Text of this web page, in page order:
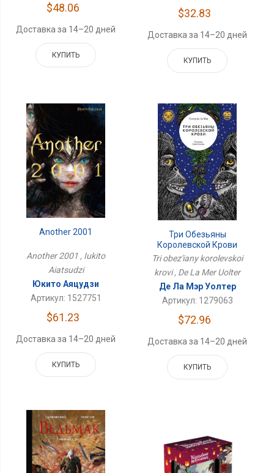
$48.06
Доставка за 14–20 дней
КУПИТЬ
$32.83
Доставка за 14–20 дней
КУПИТЬ
Another 2001
Another 2001 , Iukito
Aiatsudzi
Юкито Аяцудзи
Артикул: 1527751
$61.23
Доставка за 14–20 дней
КУПИТЬ
Три Обезьяны
Королевской Крови
Tri obez'iany korolevskoi
krovi , De La Mer Uolter
Де Ла Мэр Уолтер
Артикул: 1279063
$72.96
Доставка за 14–20 дней
КУПИТЬ